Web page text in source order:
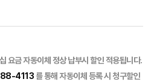
요금 자동이체 정상 납부시 할인 적용됩니다.
4113를 통해 자동이체 등록 시 청구할인